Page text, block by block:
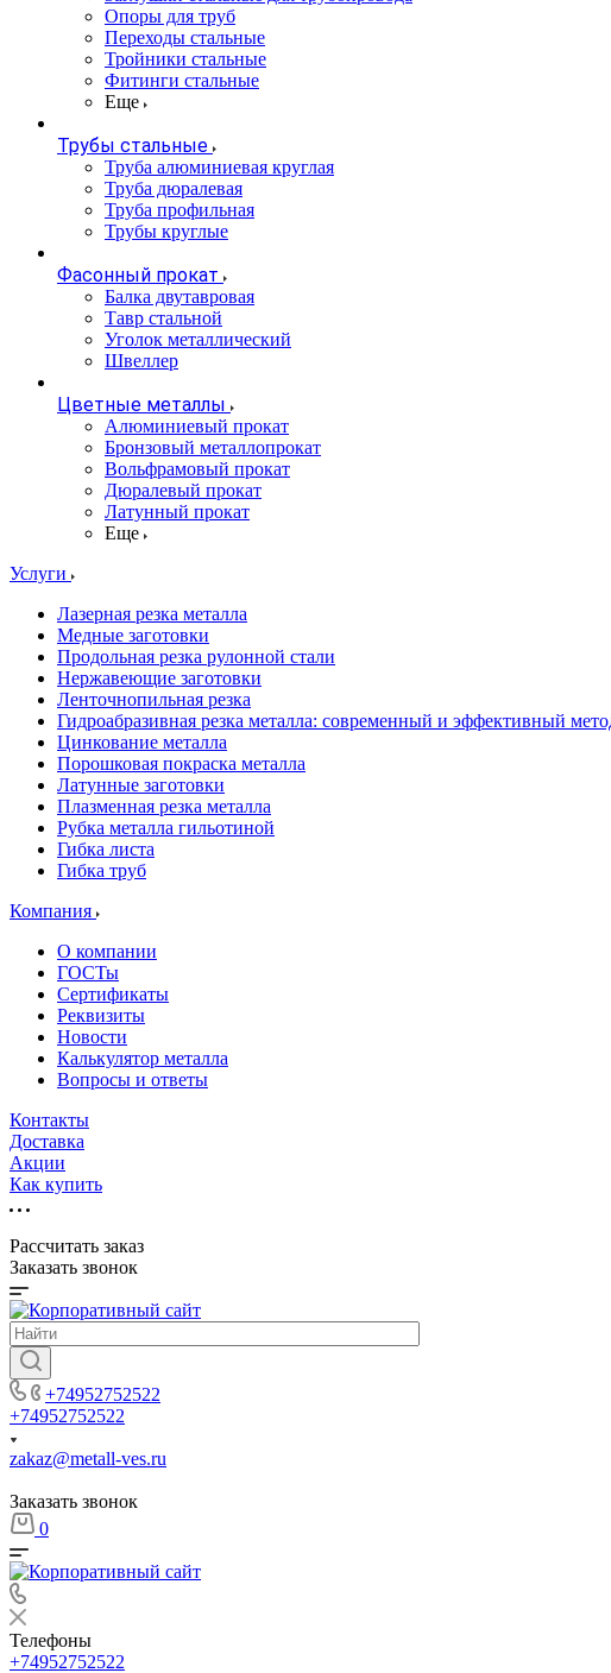
Опоры для труб
Переходы стальные
Тройники стальные
Фитинги стальные
Еще
Трубы стальные
Труба алюминиевая круглая
Труба дюралевая
Труба профильная
Трубы круглые
Фасонный прокат
Балка двутавровая
Тавр стальной
Уголок металлический
Швеллер
Цветные металлы
Алюминиевый прокат
Бронзовый металлопрокат
Вольфрамовый прокат
Дюралевый прокат
Латунный прокат
Еще
Услуги
Лазерная резка металла
Медные заготовки
Продольная резка рулонной стали
Нержавеющие заготовки
Ленточнопильная резка
Гидроабразивная резка металла: современный и эффективный
Цинкование металла
Порошковая покраска металла
Латунные заготовки
Плазменная резка металла
Рубка металла гильотиной
Гибка листа
Гибка труб
Компания
О компании
ГОСТы
Сертификаты
Реквизиты
Новости
Калькулятор металла
Вопросы и ответы
Контакты
Доставка
Акции
Как купить
Рассчитать заказ
Заказать звонок
+74952752522
+74952752522
zakaz@metall-ves.ru
Заказать звонок
0
Телефоны
+74952752522